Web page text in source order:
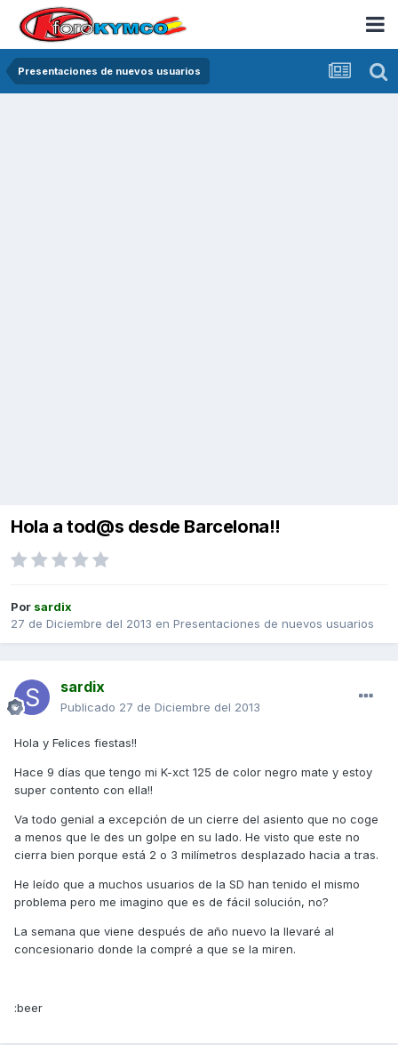
Presentaciones de nuevos usuarios
Hola a tod@s desde Barcelona!!
Por sardix
27 de Diciembre del 2013 en Presentaciones de nuevos usuarios
sardix
Publicado 27 de Diciembre del 2013
Hola y Felices fiestas!!
Hace 9 días que tengo mi K-xct 125 de color negro mate y estoy
super contento con ella!!
Va todo genial a excepción de un cierre del asiento que no coge
a menos que le des un golpe en su lado. He visto que este no
cierra bien porque está 2 o 3 milímetros desplazado hacia a tras.
He leído que a muchos usuarios de la SD han tenido el mismo
problema pero me imagino que es de fácil solución, no?
La semana que viene después de año nuevo la llevaré al
concesionario donde la compré a que se la miren.
:beer